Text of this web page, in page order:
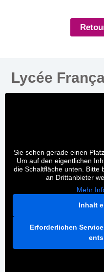
Lycée
Sie sehen gerade einen
Um auf den eigentlichen
die Schaltfläche unten. Bitte
an Drittanbieter
Mehr
Inhalt
Erforderlichen